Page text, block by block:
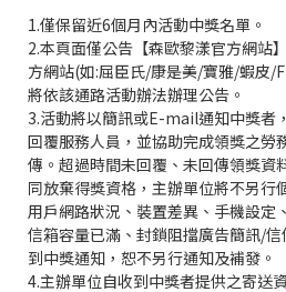
1.僅保留近6個月內活動中獎名單。
2.本頁面僅公告【森歐黎漾官方網站
方網站(如:屈臣氏/康是美/寶雅/蝦皮/
將依該通路活動辦法辦理公告。
3.活動將以簡訊或E-mail通知中獎者
回覆服務人員，並協助完成領獎之勞
傳。超過時間未回覆、未回傳領獎資
同放棄得獎資格，主辦單位將不另行
用戶網路狀況、裝置差異、手機設定
信箱容量已滿、封鎖阻擋廣告簡訊/
到中獎通知，恕不另行通知及補發。
4.主辦單位自收到中獎者提供之寄送